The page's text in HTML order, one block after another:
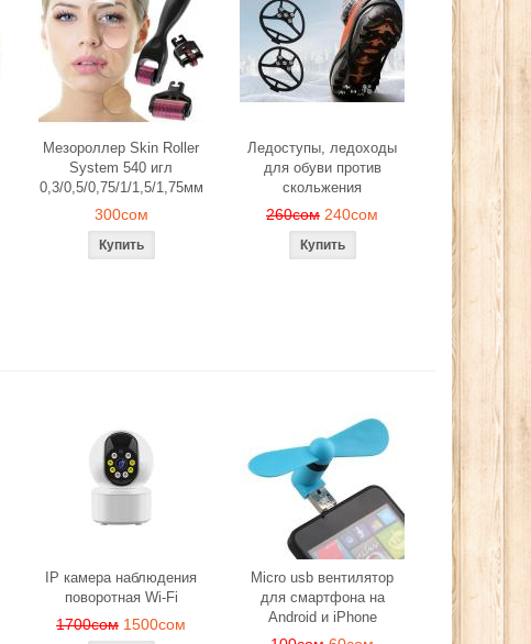
Мезороллер Skin Roller
System 540 игл
0,3/0,5/0,75/1/1,5/1,75мм
300сом
Ледоступы, ледоходы
для обуви против
скольжения
260сом 240сом
IP камера наблюдения
поворотная Wi-Fi
1700сом 1500сом
Micro usb вентилятор
для смартфона на
Android и iPhone